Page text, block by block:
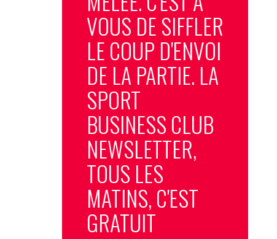
VOUS DE SIFFLER
LE COUP D'ENVOI
DE LA PARTIE. LA
SPORT
BUSINESS CLUB
NEWSLETTER,
TOUS LES
MATINS, C'EST
GRATUIT